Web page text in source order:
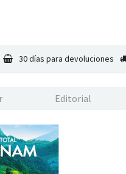
30 días para devoluciones